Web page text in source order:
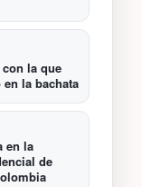
la que
la bachata
en la
de